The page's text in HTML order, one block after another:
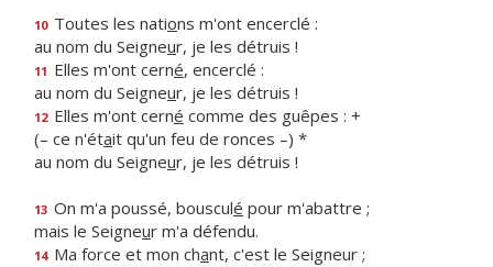
10 Toutes les nations m'ont encerclé :
au nom du Seigneur, je les détruis !
11 Elles m'ont cerné, encerclé :
au nom du Seigneur, je les détruis !
12 Elles m'ont cerné comme des guêpes : +
(– ce n'était qu'un feu de ronces –) *
au nom du Seigneur, je les détruis !
13 On m'a poussé, bousculé pour m'abattre ;
mais le Seigneur m'a défendu.
14 Ma force et mon chant, c'est le Seigneur ;